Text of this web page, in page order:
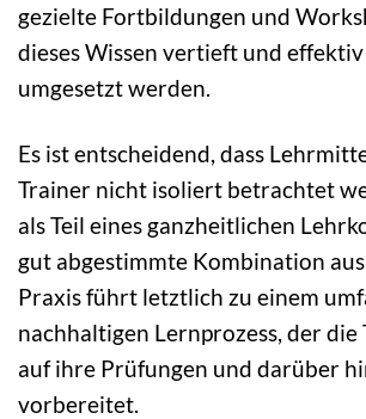
gezielte Fortbildungen und
dieses Wissen vertieft und
umgesetzt werden.
Es ist entscheidend, dass
Trainer nicht isoliert betrachtet
als Teil eines ganzheitlichen
gut abgestimmte Kombination
Praxis führt letztlich zu einem
nachhaltigen Lernprozess, der
auf ihre Prüfungen und darüber
vorbereitet.